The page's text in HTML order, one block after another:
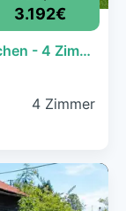
3.192€
++ Charmanter Bungalow in Grieskirchen - 4 Zimmer, Terrasse, Garage, 125m² Wohnfläche ++
4 Zimmer